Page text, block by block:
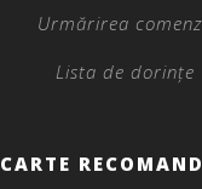
Urmărirea
Lista de dorințe
CARTE